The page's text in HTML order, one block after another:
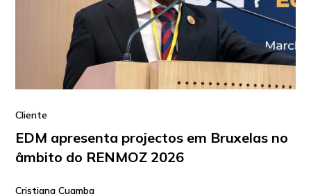
Cliente
EDM apresenta projectos em Bruxelas no
âmbito do RENMOZ 2026
Cristiana Cuamba